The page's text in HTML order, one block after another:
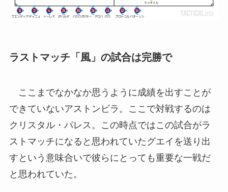
ラストマッチ「風」の試合は完勝で
ここまでなかなか思うように成績を出すことが
できていないアストンビラ。ここで対戦するのは
クリスタル・パレス。この時点ではこの試合がラ
ストマッチになると思われていたグエイを送り出
すという意味合いで彼らにとっても重要な一戦だ
と思われていた。